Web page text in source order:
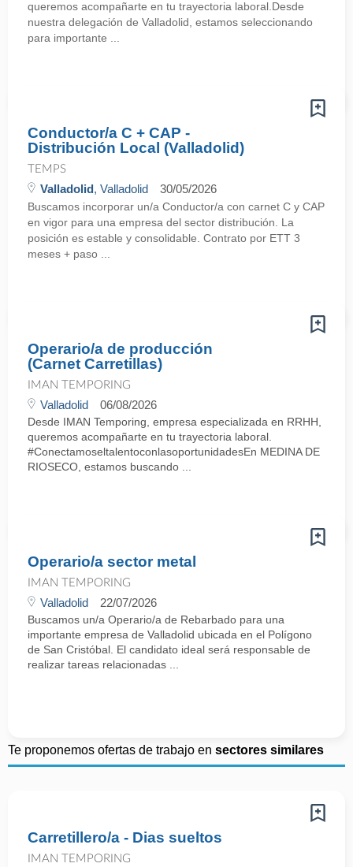
queremos acompañarte en tu trayectoria laboral.Desde
nuestra delegación de Valladolid, estamos seleccionando
para importante ...
Conductor/a C + CAP -
Distribución Local (Valladolid)
TEMPS
Valladolid, Valladolid 30/05/2026
Buscamos incorporar un/a Conductor/a con carnet C y CAP
en vigor para una empresa del sector distribución. La
posición es estable y consolidable. Contrato por ETT 3
meses + paso ...
Operario/a de producción
(Carnet Carretillas)
IMAN TEMPORING
Valladolid 06/08/2026
Desde IMAN Temporing, empresa especializada en RRHH,
queremos acompañarte en tu trayectoria laboral.
#ConectamoseltalentoconlasoportunidadesEn MEDINA DE
RIOSECO, estamos buscando ...
Operario/a sector metal
IMAN TEMPORING
Valladolid 22/07/2026
Buscamos un/a Operario/a de Rebarbado para una
importante empresa de Valladolid ubicada en el Polígono
de San Cristóbal. El candidato ideal será responsable de
realizar tareas relacionadas ...
Te proponemos ofertas de trabajo en sectores similares
Carretillero/a - Dias sueltos
IMAN TEMPORING